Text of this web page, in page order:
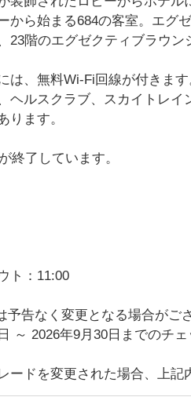
から始まる684の客室。エグ
23階のエグゼクティブラウ
は、無料Wi-Fi回線が付きます
ヘルスクラブ、スカイトレイ
ります。
終了しています。
ト：11:00
予告なく変更となる場合がご
～ 2026年9月30日までのチ
ードを変更された場合、上記